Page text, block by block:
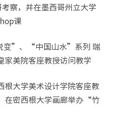
察，并在墨西哥州立大学
课
变”、“中国山水”系列 瑞
家美院客座教授访问教学
根大学美术设计学院客座教
在密西根大学画廊举办“竹